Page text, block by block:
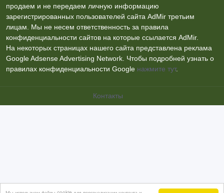
продаем и не передаем личную информацию
зарегистрированных пользователей сайта AdMir третьим
лицам. Мы не несем ответственность за правила
конфиденциальности сайтов на которые ссылается AdMir.
На некоторых страницах нашего сайта представлена реклама
Google Adsense Advertising Network. Чтобы подробней узнать о
правилах конфиденциальности Google нажмите тут.
Контакты